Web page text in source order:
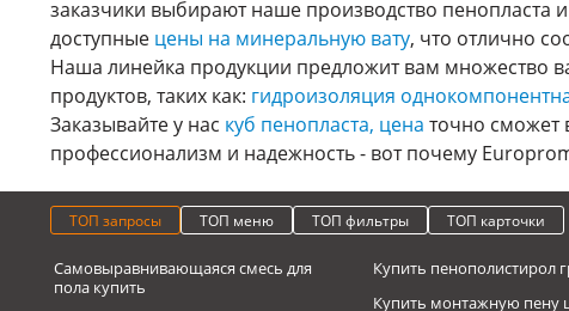
заказчики выбирают наше производство пенопласта
доступные цены на минеральную вату, что отлично
Наша линейка продукции предложит вам множество
продуктов, таких как: гидроизоляция
Заказывайте у нас куб пенопласта, цена точно сможет
профессионализм и надежность - вот почему
ТОП запросы ТОП меню ТОП фильтры ТОП карточки
Самовыравнивающаяся смесь для
пола купить
Купить пенополистирол
Купить монтажную пену